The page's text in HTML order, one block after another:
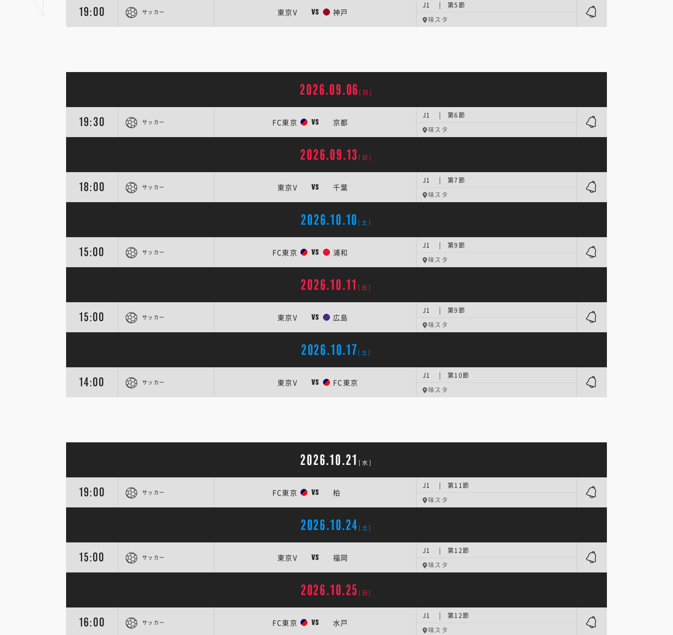
19:00 サッカー 東京V VS 神戸
J1 | 第5節
味スタ
2026.09.06 [日]
19:30 サッカー FC東京 VS 京都
J1 | 第6節
味スタ
2026.09.13 [日]
18:00 サッカー 東京V VS 千葉
J1 | 第7節
味スタ
2026.10.10 [土]
15:00 サッカー FC東京 VS 浦和
J1 | 第9節
味スタ
2026.10.11 [日]
15:00 サッカー 東京V VS 広島
J1 | 第9節
味スタ
2026.10.17 [土]
14:00 サッカー 東京V VS FC東京
J1 | 第10節
味スタ
2026.10.21 [水]
19:00 サッカー FC東京 VS 柏
J1 | 第11節
味スタ
2026.10.24 [土]
15:00 サッカー 東京V VS 福岡
J1 | 第12節
味スタ
2026.10.25 [日]
16:00 サッカー FC東京 VS 水戸
J1 | 第12節
味スタ